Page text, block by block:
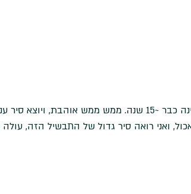
זה מתכון בסיסי שאני מכינה כבר ~15 שנה. ממש ממש
ואני רואה סיר גדול של התבשיל הזה,